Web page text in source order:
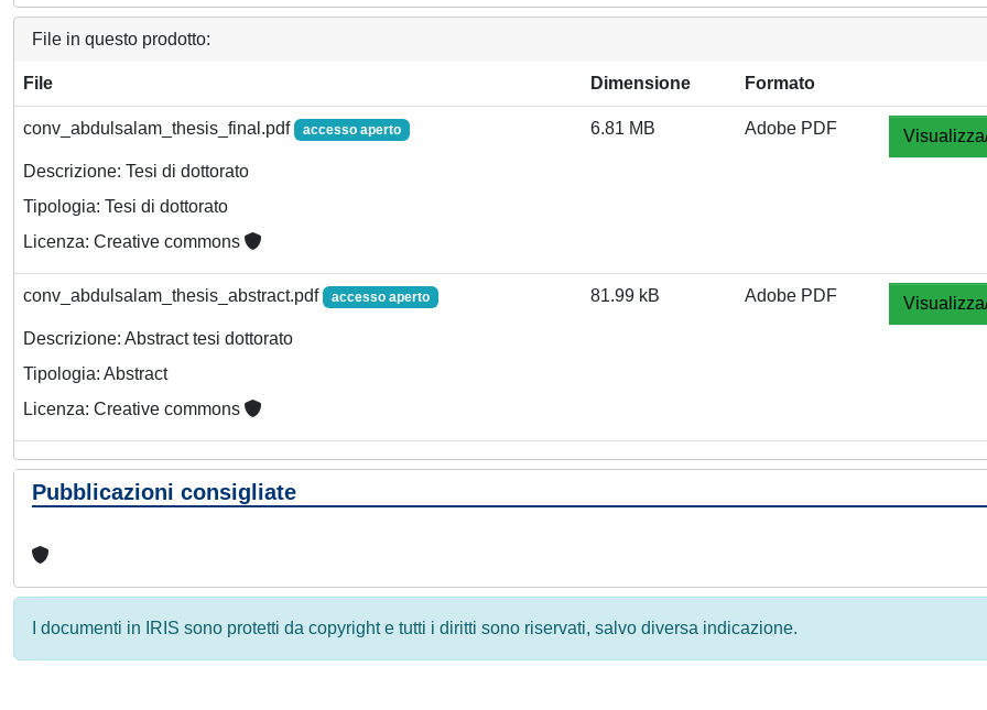
File in questo prodotto:
File Dimensione Formato
conv_abdulsalam_thesis_final.pdf accesso aperto
Descrizione: Tesi di dottorato
Tipologia: Tesi di dottorato
Licenza: Creative commons
6.81 MB Adobe PDF
conv_abdulsalam_thesis_abstract.pdf accesso aperto
Descrizione: Abstract tesi dottorato
Tipologia: Abstract
Licenza: Creative commons
81.99 kB Adobe PDF
Pubblicazioni consigliate
I documenti in IRIS sono protetti da copyright e tutti i diritti sono riservati, salvo diversa indicazione.